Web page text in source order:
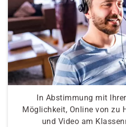
Fremdeinschätzung zu
Auswertung und
In Abstimmung mit
Möglichkeit, Online von zu
und Video am